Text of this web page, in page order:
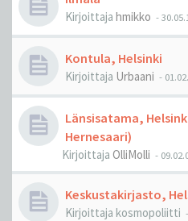
Kirjoittaja hmikko -
Kontula, Helsinki
Kirjoittaja Urbaani -
Länsisatama,
Hernesaari)
Kirjoittaja OlliMolli -
Keskustakirjasto,
Kirjoittaja kosmopoliitti -